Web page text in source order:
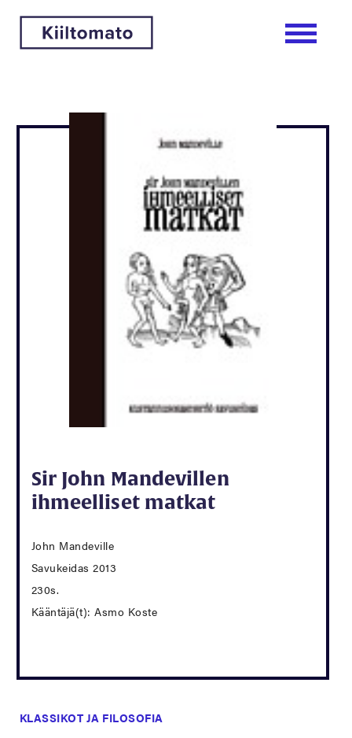
Sir John Mandevillen
ihmeelliset matkat
John Mandeville
Savukeidas 2013
230s.
Kääntäjä(t): Asmo Koste
KLASSIKOT JA FILOSOFIA